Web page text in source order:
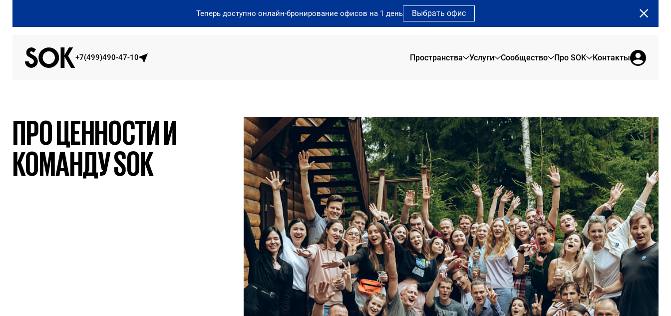
Теперь доступно онлайн-бронирование офисов на 1 день Выбрать офис
+7(499)490-47-10 Пространства
SOK Сады Пекина
SOK Рыбаков Тауэр
SOK Сити
SOK Арена Парк
Услуги
Сервисные офисы
Офис на 1 день
Коворкинг
Переговорные
Конференц-зал
Мероприятия SOK
Акции в SOK
Сообщество
Сообщество SOK
Программа лояльности
Сотрудникам
Про SOK
Брендовая продукция
Отзывы резидентов
Новости SOK
Журнал SOK
Контакты
ПРО ЦЕННОСТИ И
КОМАНДУ SOK